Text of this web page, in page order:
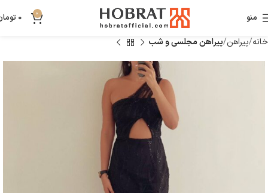
منو 0
0
خانه پیراهن پیراهن مجلسی و شب